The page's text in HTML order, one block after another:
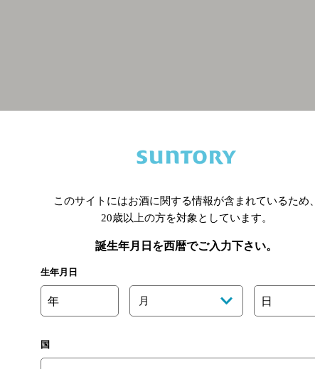
関連ページ
このサイトにはお酒に関する情報が含まれているため、
20歳以上の方を対象としています。
誕生年月日を西暦でご入力下さい。
生年月日
年 月 日
国